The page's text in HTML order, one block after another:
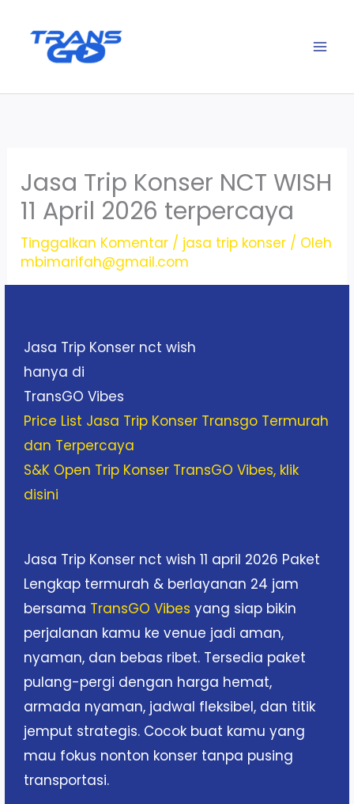
Jasa Trip Konser NCT WISH
11 April 2026 terpercaya
Tinggalkan Komentar / jasa trip konser / Oleh
mbimarifah@gmail.com
Jasa Trip Konser nct wish
hanya di
TransGO Vibes
Price List Jasa Trip Konser Transgo Termurah
dan Terpercaya
S&K Open Trip Konser TransGO Vibes, klik
disini
Jasa Trip Konser nct wish 11 april 2026 Paket
Lengkap termurah & berlayanan 24 jam
bersama TransGO Vibes yang siap bikin
perjalanan kamu ke venue jadi aman,
nyaman, dan bebas ribet. Tersedia paket
pulang-pergi dengan harga hemat,
armada nyaman, jadwal fleksibel, dan titik
jemput strategis. Cocok buat kamu yang
mau fokus nonton konser tanpa pusing
transportasi.